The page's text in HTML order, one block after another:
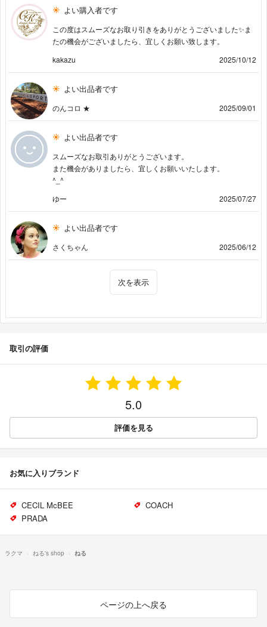
よい購入者です
この度はスムーズなお取り引きをありがとうございました✨ま
たの機会がございましたら、宜しくお願い致します。
kakazu
2025/10/12
よい出品者です
のんコロ ★ 2025/09/01
よい出品者です
スムーズなお取引ありがとうございます。
また機会がありましたら、宜しくお願いいたします。
^_^
ゆー
2025/07/27
よい出品者です
さくちゃん 2025/06/12
次を表示
取引の評価
5.0
評価を見る
お気に入りブランド
CECIL McBEE
COACH
PRADA
ラクマ ねる's shop ねる
ページの上へ戻る